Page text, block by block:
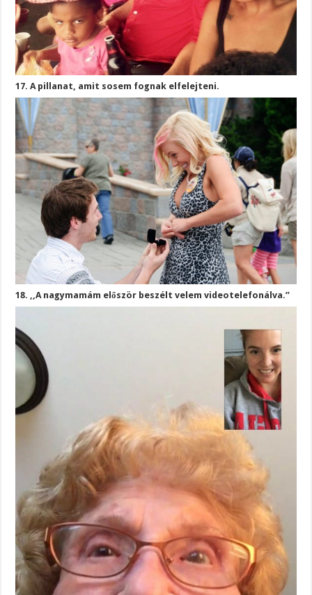
17. A pillanat, amit sosem fognak elfelejteni.
18. ,,A nagymamám először beszélt velem videotelefonálva.”